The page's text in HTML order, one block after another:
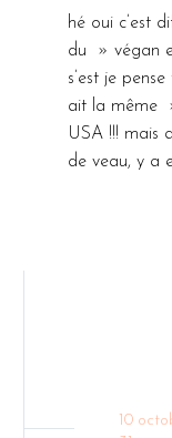
hé oui c’est
du » végan
s’est je
ait la même
USA !!! mais
de veau, y a
10